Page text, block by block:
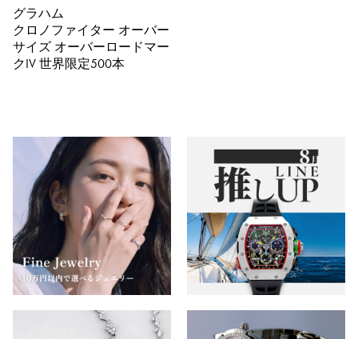
グラハム
クロノファイター オーバー
サイズ オーバーロードマー
クIV 世界限定500本